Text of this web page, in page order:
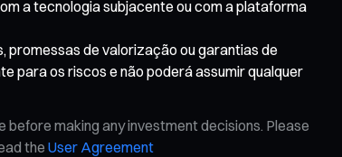
a tecnologia subjacente ou com a plataforma
promessas de valorização ou garantias de
para os riscos e não poderá assumir qualquer
making any investment decisions. Please
the User Agreement